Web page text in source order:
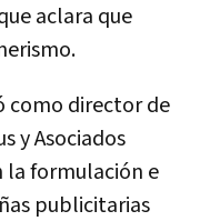
aclara que
.
como directorde
yAsociados
laformulación e
ñas publicitarias